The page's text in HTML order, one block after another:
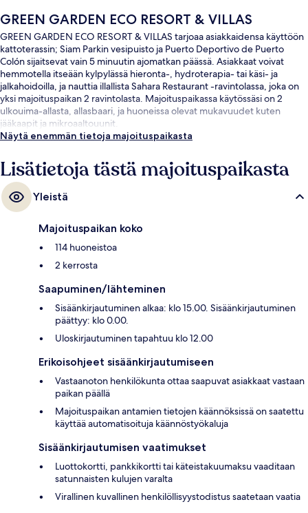
GREEN GARDEN ECO RESORT & VILLAS
GREEN GARDEN ECO RESORT & VILLAS tarjoaa asiakkaidensa käyttöön
kattoterassin; Siam Parkin vesipuisto ja Puerto Deportivo de Puerto
Colón sijaitsevat vain 5 minuutin ajomatkan päässä. Asiakkaat voivat
hemmotella itseään kylpylässä hieronta-, hydroterapia- tai käsi- ja
jalkahoidoilla, ja nauttia illallista Sahara Restaurant -ravintolassa, joka on
yksi majoituspaikan 2 ravintolasta. Majoituspaikassa käytössäsi on 2
ulkouima-allasta, allasbaari, ja huoneissa olevat mukavuudet kuten
jääkaapit ja mikroaaltouunit.
Näytä enemmän tietoja majoituspaikasta
Lisätietoja tästä majoituspaikasta
Yleistä
Majoituspaikan koko
114 huoneistoa
2 kerrosta
Saapuminen/lähteminen
Sisäänkirjautuminen alkaa: klo 15.00. Sisäänkirjautuminen
päättyy: klo 0.00.
Uloskirjautuminen tapahtuu klo 12.00
Erikoisohjeet sisäänkirjautumiseen
Vastaanoton henkilökunta ottaa saapuvat asiakkaat vastaan
paikan päällä
Majoituspaikan antamien tietojen käännöksissä on saatettu
käyttää automatisoituja käännöstyökaluja
Sisäänkirjautumisen vaatimukset
Luottokortti, pankkikortti tai käteistakuumaksu vaaditaan
satunnaisten kulujen varalta
Virallinen kuvallinen henkilöllisyystodistus saatetaan vaatia